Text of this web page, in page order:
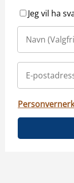
Jeg vil ha